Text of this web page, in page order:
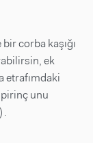
corba kaşığı
ek
etrafımdaki
unu
.